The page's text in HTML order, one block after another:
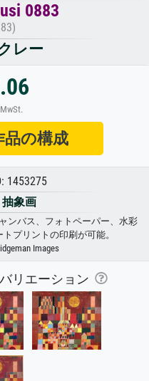
0883
レー
の構成
1453275
抽象画
ャンバス、フォトペーパー、水彩
プリントの印刷が可能。
Images
リエーション